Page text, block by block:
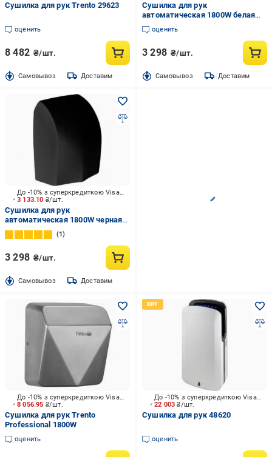
Сушилка для рук Trento 29623
оценить
8 482 ₴/шт.
Cамовывоз Доставим
Сушилка для рук
автоматическая 1800W белая
Trento (60123)
оценить
3 298 ₴/шт.
Cамовывоз Доставим
3 133.10 ₴/шт.
До -10% з суперкредиткою Visa Вигода
Сушилка для рук
автоматическая 1800W черная
Trento (60124)
1
3 298 ₴/шт.
Cамовывоз Доставим
8 056.95 ₴/шт.
До -10% з суперкредиткою Visa Вигода
Сушилка для рук Trento
Professional 1800W
оценить
22 003₴/шт.
До -10% з суперкредиткою Visa Вигода
Сушилка для рук 48620
оценить